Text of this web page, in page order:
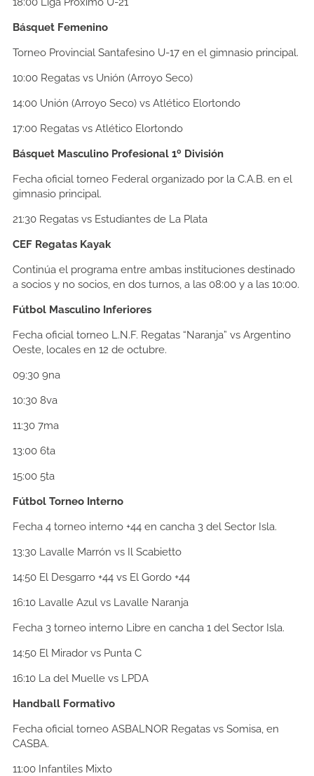
Básquet Femenino
Torneo Provincial Santafesino U-17 en el gimnasio principal.
10:00 Regatas vs Unión (Arroyo Seco)
14:00 Unión (Arroyo Seco) vs Atlético Elortondo
17:00 Regatas vs Atlético Elortondo
Básquet Masculino Profesional 1º División
Fecha oficial torneo Federal organizado por la C.A.B. en el
gimnasio principal.
21:30 Regatas vs Estudiantes de La Plata
CEF Regatas Kayak
Continúa el programa entre ambas instituciones destinado
a socios y no socios, en dos turnos, a las 08:00 y a las 10:00.
Fútbol Masculino Inferiores
Fecha oficial torneo L.N.F. Regatas “Naranja” vs Argentino
Oeste, locales en 12 de octubre.
09:30 9na
10:30 8va
11:30 7ma
13:00 6ta
15:00 5ta
Fútbol Torneo Interno
Fecha 4 torneo interno +44 en cancha 3 del Sector Isla.
13:30 Lavalle Marrón vs Il Scabietto
14:50 El Desgarro +44 vs El Gordo +44
16:10 Lavalle Azul vs Lavalle Naranja
Fecha 3 torneo interno Libre en cancha 1 del Sector Isla.
14:50 El Mirador vs Punta C
16:10 La del Muelle vs LPDA
Handball Formativo
Fecha oficial torneo ASBALNOR Regatas vs Somisa, en
CASBA.
11:00 Infantiles Mixto